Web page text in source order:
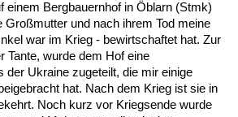
einem Bergbauernhof in Öblarn (Stmk)
Großmutter und nach ihrem Tod meine
war im Krieg - bewirtschaftet hat. Zur
Tante, wurde dem Hof eine
der Ukraine zugeteilt, die mir einige
hat. Nach dem Krieg ist sie in
Noch kurz vor Kriegsende wurde